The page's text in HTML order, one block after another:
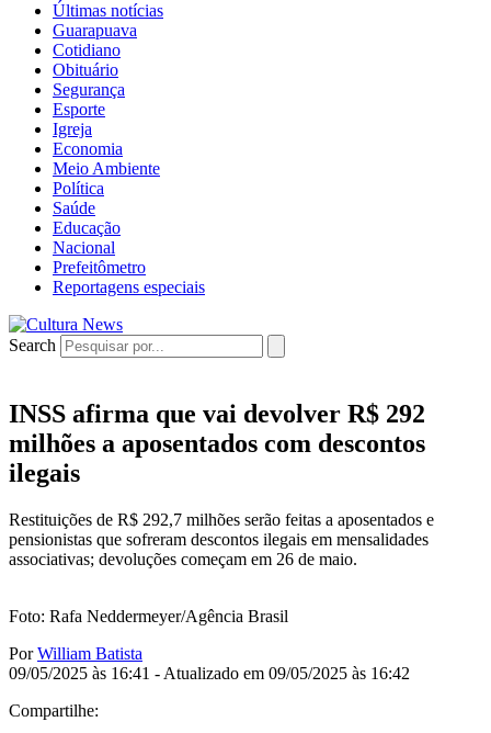
Últimas notícias
Guarapuava
Cotidiano
Obituário
Segurança
Esporte
Igreja
Economia
Meio Ambiente
Política
Saúde
Educação
Nacional
Prefeitômetro
Reportagens especiais
Search
INSS afirma que vai devolver R$ 292
milhões a aposentados com descontos
ilegais
Restituições de R$ 292,7 milhões serão feitas a aposentados e
pensionistas que sofreram descontos ilegais em mensalidades
associativas; devoluções começam em 26 de maio.
Foto: Rafa Neddermeyer/Agência Brasil
PorWilliam Batista
09/05/2025 às 16:41 - Atualizado em 09/05/2025 às 16:42
Compartilhe: